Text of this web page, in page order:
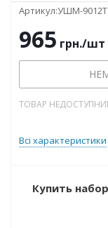
Артикул:УШМ-9012Т
965 грн./шт
ТОВАР
Всі характеристики
Купить набор